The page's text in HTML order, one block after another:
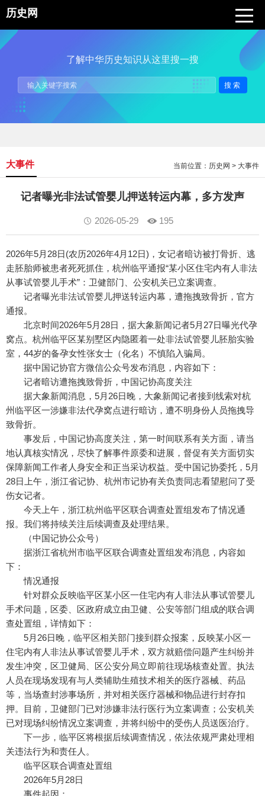
历史网
了解中华历史知识从这里搜一搜
搜索
当前位置： 历史网 > 大事件
大事件
记者曝光非法试管婴儿押送转运内幕，多方发声
2026-05-29 195
2026年5月28日(农历2026年4月12日)，女记者暗访被打骨折、逃
走胚胎师被患者死死抓住，杭州临平通报“某小区住宅内有人非法
从事试管婴儿手术”：卫健部门、公安机关已立案调查。
记者曝光非法试管婴儿押送转运内幕，遭拖拽致骨折，官方
通报。
北京时间2026年5月28日，据大象新闻记者5月27日曝光代孕
窝点。杭州临平区某别墅区内隐匿着一处非法试管婴儿胚胎实验
室，44岁的备孕女性张女士（化名）不慎陷入骗局。
据中国记协官方微信公众号发布消息，内容如下：
记者暗访遭拖拽致骨折，中国记协高度关注
据大象新闻消息，5月26日晚，大象新闻记者接到线索对杭
州临平区一涉嫌非法代孕窝点进行暗访，遭不明身份人员拖拽导
致骨折。
事发后，中国记协高度关注，第一时间联系有关方面，请当
地认真核实情况，尽快了解事件原委和进展，督促有关方面切实
保障新闻工作者人身安全和正当采访权益。受中国记协委托，5月
28日上午，浙江省记协、杭州市记协有关负责同志看望慰问了受
伤女记者。
今天上午，浙江杭州临平区联合调查处置组发布了情况通
报。我们将持续关注后续调查及处理结果。
（中国记协公众号）
据浙江省杭州市临平区联合调查处置组发布消息，内容如
下：
情况通报
针对群众反映临平区某小区一住宅内有人非法从事试管婴儿
手术问题，区委、区政府成立由卫健、公安等部门组成的联合调
查处置组，详情如下：
5月26日晚，临平区相关部门接到群众报案，反映某小区一
住宅内有人非法从事试管婴儿手术，双方就赔偿问题产生纠纷并
发生冲突，区卫健局、区公安分局立即前往现场核查处置。执法
人员在现场发现有与人类辅助生殖技术相关的医疗器械、药品
等，当场查封涉事场所，并对相关医疗器械和物品进行封存扣
押。目前，卫健部门已对涉嫌非法行医行为立案调查；公安机关
已对现场纠纷情况立案调查，并将纠纷中的受伤人员送医治疗。
下一步，临平区将根据后续调查情况，依法依规严肃处理相
关违法行为和责任人。
临平区联合调查处置组
2026年5月28日
事件起因：